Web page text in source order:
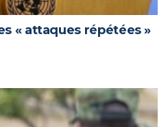
« attaques répétées »